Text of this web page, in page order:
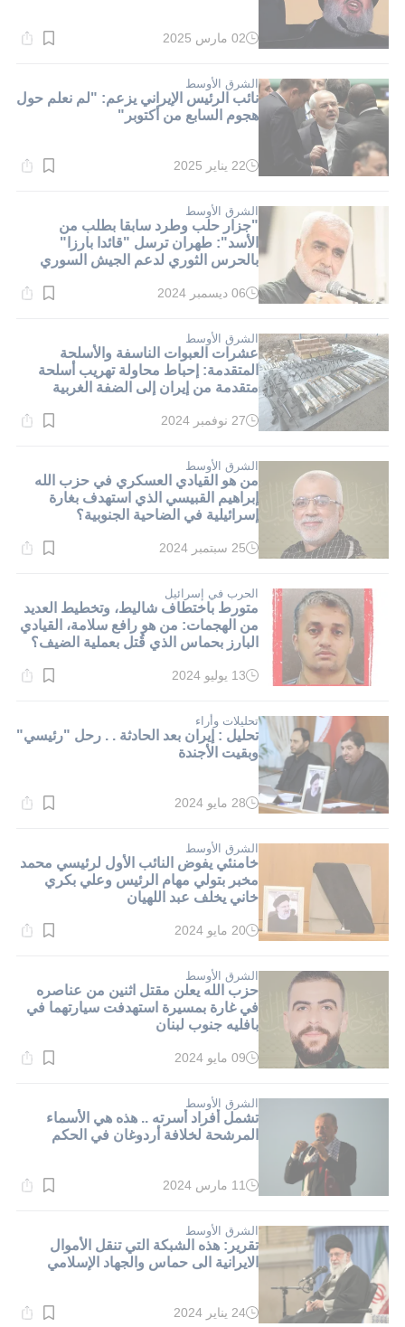
وقت
دقيقة.
02 مارس 2025
الشرق الأوسط
نائب الرئيس الإيراني يزعم: "لم نعلم حول
هجوم السابع من أكتوبر"
وقت
دقيقة.
22 يناير 2025
الشرق الأوسط
"جزار حلب وطرد سابقا بطلب من
الأسد": طهران ترسل "قائدا بارزا"
بالحرس الثوري لدعم الجيش السوري
وقت
دقيقة.
06 ديسمبر 2024
الشرق الأوسط
عشرات العبوات الناسفة والأسلحة
المتقدمة: إحباط محاولة تهريب أسلحة
متقدمة من إيران إلى الضفة الغربية
وقت
دقيقة.
27 نوفمبر 2024
الشرق الأوسط
من هو القيادي العسكري في حزب الله
إبراهيم القبيسي الذي استهدف بغارة
إسرائيلية في الضاحية الجنوبية؟
وقت
دقيقة.
25 سبتمبر 2024
الحرب في إسرائيل
متورط باختطاف شاليط، وتخطيط العديد
من الهجمات: من هو رافع سلامة، القيادي
البارز بحماس الذي قُتل بعملية الضيف؟
وقت
دقيقة.
13 يوليو 2024
تحليلات وأراء
تحليل : إيران بعد الحادثة . . رحل "رئيسي"
وبقيت الأجندة
وقت
دقيقة.
28 مايو 2024
الشرق الأوسط
خامنئي يفوض النائب الأول لرئيسي محمد
مخبر بتولي مهام الرئيس وعلي بكري
خاني يخلف عبد اللهيان
وقت
دقيقة.
20 مايو 2024
الشرق الأوسط
حزب الله يعلن مقتل اثنين من عناصره
في غارة بمسيرة استهدفت سيارتهما في
بافليه جنوب لبنان
وقت
دقيقة.
09 مايو 2024
الشرق الأوسط
تشمل أفراد أسرته .. هذه هي الأسماء
المرشحة لخلافة أردوغان في الحكم
وقت
دقيقة.
11 مارس 2024
الشرق الأوسط
تقرير: هذه الشبكة التي تنقل الأموال
الايرانية الى حماس والجهاد الإسلامي
وقت
24 يناير 2024